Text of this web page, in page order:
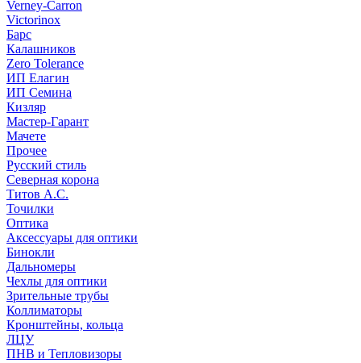
Verney-Carron
Victorinox
Барс
Калашников
Zero Tolerance
ИП Елагин
ИП Семина
Кизляр
Мастер-Гарант
Мачете
Прочее
Русский стиль
Северная корона
Титов А.С.
Точилки
Оптика
Аксессуары для оптики
Бинокли
Дальномеры
Чехлы для оптики
Зрительные трубы
Коллиматоры
Кронштейны, кольца
ЛЦУ
ПНВ и Тепловизоры